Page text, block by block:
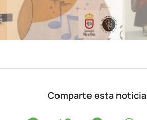
Comparte esta noticia